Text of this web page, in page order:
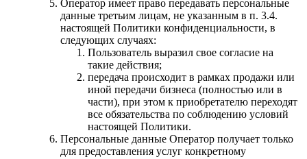
Оператор имеет право передавать персональные
данные третьим лицам, не указанным в п. 3.4.
настоящей Политики конфиденциальности, в
следующих случаях:
Пользователь выразил свое согласие на
такие действия;
передача происходит в рамках продажи или
иной передачи бизнеса (полностью или в
части), при этом к приобретателю переходят
все обязательства по соблюдению условий
настоящей Политики.
Персональные данные Оператор получает только
для предоставления услуг конкретному